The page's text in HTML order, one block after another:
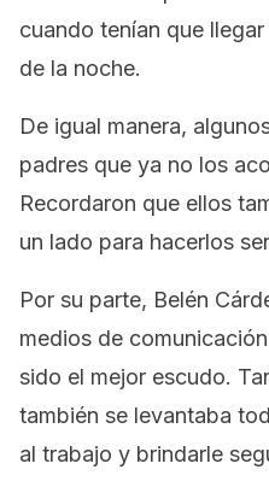
cuando tenían que
de la noche.
De igual manera,
padres que ya no los
Recordaron que ellos
un lado para hacerlos
Por su parte, Belén
medios de
sido el mejor escudo.
también se levantaba
al trabajo y brindarle